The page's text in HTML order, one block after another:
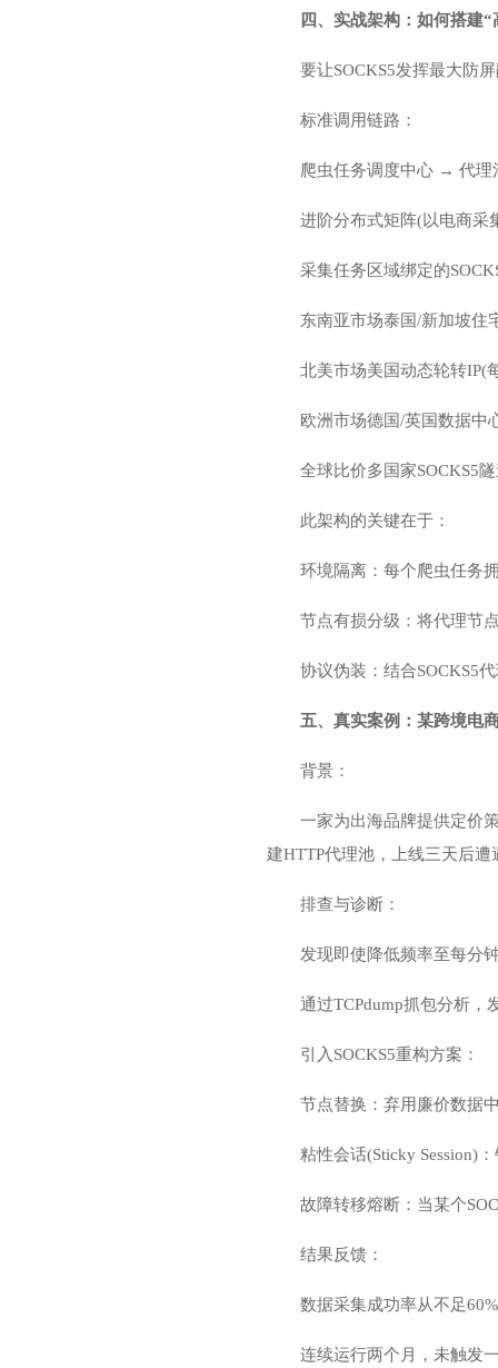
四、实战架构：如何搭建
要让SOCKS5发挥最大防
标准调用链路：
爬虫任务调度中心 → 代
进阶分布式矩阵(以电商采
采集任务区域绑定的
东南亚市场泰国/新加坡住
北美市场美国动态轮转IP(
欧洲市场德国/英国数据中
全球比价多国家SOCKS5
此架构的关键在于：
环境隔离：每个爬虫任务
节点有损分级：将代理节
协议伪装：结合SOCKS5
五、真实案例：某跨境电
背景：
一家为出海品牌提供定价
建HTTP代理池，上线三天后
排查与诊断：
发现即使降低频率至每分
通过TCPdump抓包分析，
引入SOCKS5重构方案：
节点替换：弃用廉价数据
粘性会话(Sticky Session)
故障转移熔断：当某个
结果反馈：
数据采集成功率从不足
连续运行两个月，未触发